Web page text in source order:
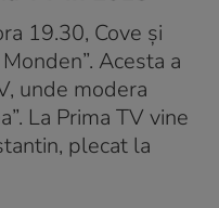
19.30, Cove și
Acesta a
unde modera
La Prima TV vine
plecat la